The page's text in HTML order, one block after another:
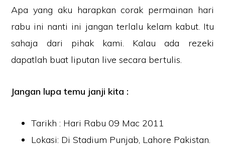
Apa yang aku harapkan corak permainan hari
rabu ini nanti ini jangan terlalu kelam kabut. Itu
sahaja dari pihak kami. Kalau ada rezeki
dapatlah buat liputan live secara bertulis.
Jangan lupa temu janji kita :
Tarikh : Hari Rabu 09 Mac 2011
Lokasi: Di Stadium Punjab, Lahore Pakistan.